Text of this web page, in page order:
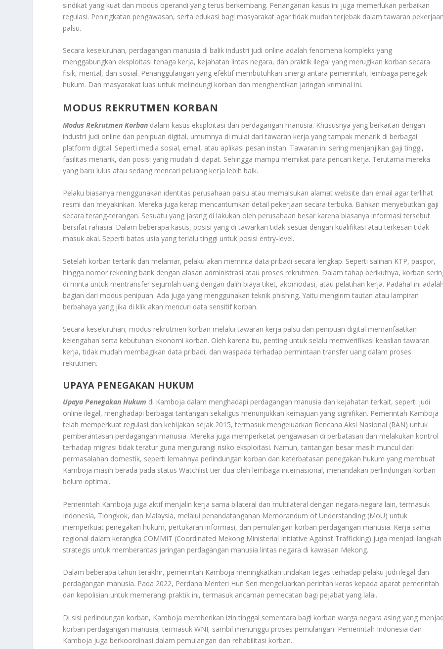
sindikat yang kuat dan modus operandi yang terus berkembang. Penanganan kasus ini juga memerlukan perbaikan
regulasi. Peningkatan pengawasan, serta edukasi bagi masyarakat agar tidak mudah terjebak dalam tawaran
palsu.
Secara keseluruhan, perdagangan manusia di balik industri judi online adalah fenomena kompleks yang
menggabungkan eksploitasi tenaga kerja, kejahatan lintas negara, dan praktik ilegal yang merugikan korban secara
fisik, mental, dan sosial. Penanggulangan yang efektif membutuhkan sinergi antara pemerintah, lembaga penegak
hukum. Dan masyarakat luas untuk melindungi korban dan menghentikan jaringan kriminal ini.
MODUS REKRUTMEN KORBAN
Modus Rekrutmen Korban dalam kasus eksploitasi dan perdagangan manusia. Khususnya yang berkaitan dengan
industri judi online dan penipuan digital, umumnya di mulai dari tawaran kerja yang tampak menarik di berbagai
platform digital. Seperti media sosial, email, atau aplikasi pesan instan. Tawaran ini sering menjanjikan gaji tinggi,
fasilitas menarik, dan posisi yang mudah di dapat. Sehingga mampu memikat para pencari kerja. Terutama mereka
yang baru lulus atau sedang mencari peluang kerja lebih baik.
Pelaku biasanya menggunakan identitas perusahaan palsu atau memalsukan alamat website dan email agar terlihat
resmi dan meyakinkan. Mereka juga kerap mencantumkan detail pekerjaan secara terbuka. Bahkan menyebutkan gaji
secara terang-terangan. Sesuatu yang jarang di lakukan oleh perusahaan besar karena biasanya informasi tersebut
bersifat rahasia. Dalam beberapa kasus, posisi yang di tawarkan tidak sesuai dengan kualifikasi atau terkesan tidak
masuk akal. Seperti batas usia yang terlalu tinggi untuk posisi entry-level.
Setelah korban tertarik dan melamar, pelaku akan meminta data pribadi secara lengkap. Seperti salinan KTP, paspor,
hingga nomor rekening bank dengan alasan administrasi atau proses rekrutmen. Dalam tahap berikutnya, korban
di minta untuk mentransfer sejumlah uang dengan dalih biaya tiket, akomodasi, atau pelatihan kerja. Padahal ini
bagian dari modus penipuan. Ada juga yang menggunakan teknik phishing. Yaitu mengirim tautan atau lampiran
berbahaya yang jika di klik akan mencuri data sensitif korban.
Secara keseluruhan, modus rekrutmen korban melalui tawaran kerja palsu dan penipuan digital memanfaatkan
kelengahan serta kebutuhan ekonomi korban. Oleh karena itu, penting untuk selalu memverifikasi keaslian tawaran
kerja, tidak mudah membagikan data pribadi, dan waspada terhadap permintaan transfer uang dalam proses
rekrutmen.
UPAYA PENEGAKAN HUKUM
Upaya Penegakan Hukum di Kamboja dalam menghadapi perdagangan manusia dan kejahatan terkait, seperti judi
online ilegal, menghadapi berbagai tantangan sekaligus menunjukkan kemajuan yang signifikan. Pemerintah Kamboja
telah memperkuat regulasi dan kebijakan sejak 2015, termasuk mengeluarkan Rencana Aksi Nasional (RAN) untuk
pemberantasan perdagangan manusia. Mereka juga memperketat pengawasan di perbatasan dan melakukan kontrol
terhadap migrasi tidak teratur guna mengurangi risiko eksploitasi. Namun, tantangan besar masih muncul dari
permasalahan domestik, seperti lemahnya perlindungan korban dan keterbatasan penegakan hukum yang membuat
Kamboja masih berada pada status Watchlist tier dua oleh lembaga internasional, menandakan perlindungan korban
belum optimal.
Pemerintah Kamboja juga aktif menjalin kerja sama bilateral dan multilateral dengan negara-negara lain, termasuk
Indonesia, Tiongkok, dan Malaysia, melalui penandatanganan Memorandum of Understanding (MoU) untuk
memperkuat penegakan hukum, pertukaran informasi, dan pemulangan korban perdagangan manusia. Kerja sama
regional dalam kerangka COMMIT (Coordinated Mekong Ministerial Initiative Against Trafficking) juga menjadi langkah
strategis untuk memberantas jaringan perdagangan manusia lintas negara di kawasan Mekong.
Dalam beberapa tahun terakhir, pemerintah Kamboja meningkatkan tindakan tegas terhadap pelaku judi ilegal dan
perdagangan manusia. Pada 2022, Perdana Menteri Hun Sen mengeluarkan perintah keras kepada aparat pemerintah
dan kepolisian untuk memerangi praktik ini, termasuk ancaman pemecatan bagi pejabat yang lalai.
Di sisi perlindungan korban, Kamboja memberikan izin tinggal sementara bagi korban warga negara asing yang
korban perdagangan manusia, termasuk WNI, sambil menunggu proses pemulangan. Pemerintah Indonesia dan
Kamboja juga berkoordinasi dalam pemulangan dan rehabilitasi korban.